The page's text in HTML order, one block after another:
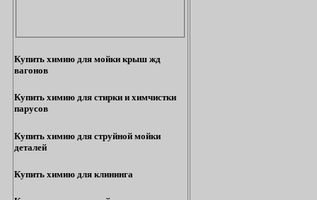
Купить химию для мойки крыш жд
вагонов
Купить химию для стирки и химчистки
парусов
Купить химию для струйной мойки
деталей
Купить химию для клининга